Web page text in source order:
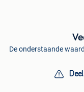
De onderstaande